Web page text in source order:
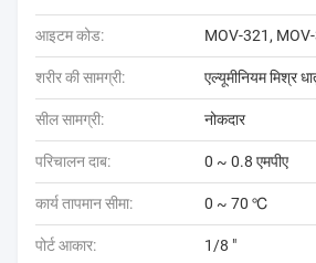
आइटम कोड: MOV-321,
शरीर की सामग्री: एल्यूमीनियम मिश्र
सील सामग्री: नोकदार
परिचालन दाब: 0 ~ 0.8 एमपीए
कार्य तापमान सीमा: 0 ~ 70 ℃
पोर्ट आकार: 1/8 "